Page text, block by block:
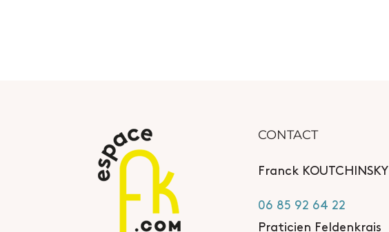
CONTACT
Franck KOUTCHINSKY
06 85 92 64 22
Praticien Feldenkrais